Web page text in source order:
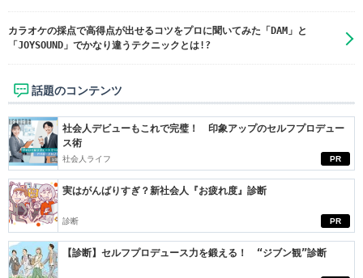
カラオケの採点で高得点が出せるコツをプロに聞いてみた「DAM」と
「JOYSOUND」でかなり違うテクニックとは!?
話題のコンテンツ
PR
社会人デビューもこれで完璧！ 印象アップのセルフプロデュー
ス術
社会人ライフ
PR
実はがんばりすぎ？新社会人『お疲れ度』診断
診断
【診断】セルフプロデュース力を鍛える！ “ジブン観”診断